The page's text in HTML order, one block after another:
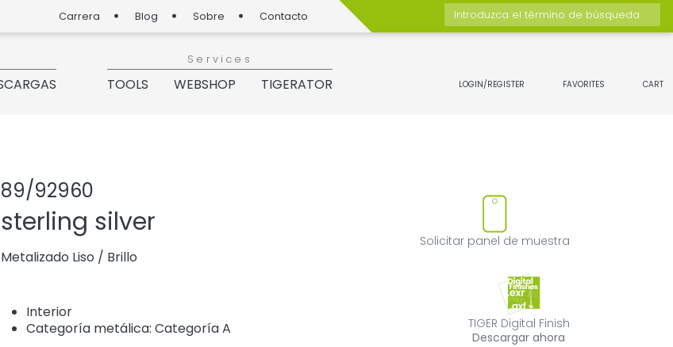
Carrera Blog Sobre Contacto
Introduzca el término de búsqueda
Services
TOOLS WEBSHOP TIGERATOR LOGIN/REGISTER FAVORITES CART
89/92960
Agregar o quitar el producto de
sterling silver
Metalizado Liso / Brillo
Interior
Categoría metálica: Categoría A
Solicitar panel de muestra
TIGER Digital Finish
Descargar ahora